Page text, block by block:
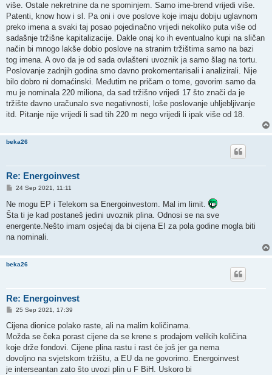
više. Ostale nekretnine da ne spominjem. Samo ime-brend vrijedi više.
Patenti, know how i sl. Pa oni i ove poslove koje imaju dobiju uglavnom
preko imena a svaki taj posao pojedinačno vrijedi nekoliko puta više od
sadašnje tržišne kapitalizacije. Dakle onaj ko ih eventualno kupi na sličan
način bi mnogo lakše dobio poslove na stranim tržištima samo na bazi
tog imena. A ovo da je od sada ovlašteni uvoznik ja samo šlag na tortu.
Poslovanje zadnjih godina smo davno prokomentarisali i analizirali. Nije
bilo dobro ni domaćinski. Međutim ne pričam o tome, govorim samo da
mu je nominala 220 miliona, da sad tržišno vrijedi 17 što znači da je
tržište davno uračunalo sve negativnosti, loše poslovanje uhljebljivanje
itd. Pitanje nije vrijedi li sad tih 220 m nego vrijedi li ipak više od 18.
beka26
Re: Energoinvest
P
s
t
24 Sep 2021, 11:11
Ne mogu EP i Telekom sa Energoinvestom. Mal im limit.
Šta ti je kad postaneš jedini uvoznik plina. Odnosi se na sve
energente.Nešto imam osjećaj da bi cijena EI za pola godine mogla biti
na nominali.
beka26
Re: Energoinvest
P
s
t
25 Sep 2021, 17:39
Cijena dionice polako raste, ali na malim količinama.
Možda se čeka porast cijene da se krene s prodajom velikih količina
koje drže fondovi. Cijene plina rastu i rast će još jer ga nema
dovoljno na svjetskom tržištu, a EU da ne govorimo. Energoinvest
je interseantan zato što uvozi plin u F BiH. Uskoro bi